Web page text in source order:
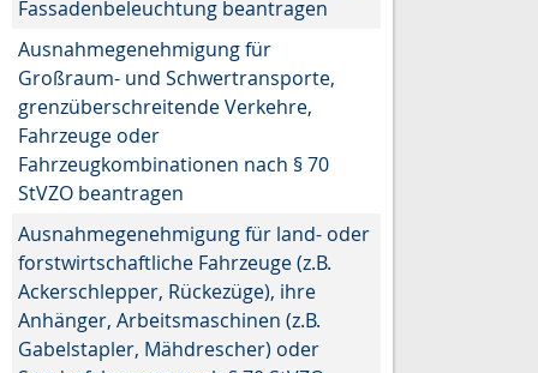
Fassadenbeleuchtung beantragen
Ausnahmegenehmigung für
Großraum- und Schwertransporte,
grenzüberschreitende Verkehre,
Fahrzeuge oder
Fahrzeugkombinationen nach § 70
StVZO beantragen
Ausnahmegenehmigung für land- oder
forstwirtschaftliche Fahrzeuge (z.B.
Ackerschlepper, Rückezüge), ihre
Anhänger, Arbeitsmaschinen (z.B.
Gabelstapler, Mähdrescher) oder